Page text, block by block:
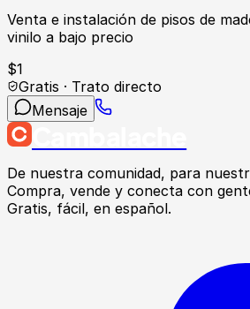
Venta e instalación de pisos de
vinilo a bajo precio
$1
Gratis · Trato directo
Mensaje
De nuestra comunidad, para
Compra, vende y conecta con
Gratis, fácil, en español.